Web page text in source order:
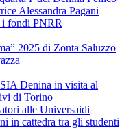
Alessandra Pagani
i fondi PNRR
2025 di Zonta Saluzzo
Denina in visita al
di Torino
alle Universaidi
in cattedra tra gli studenti